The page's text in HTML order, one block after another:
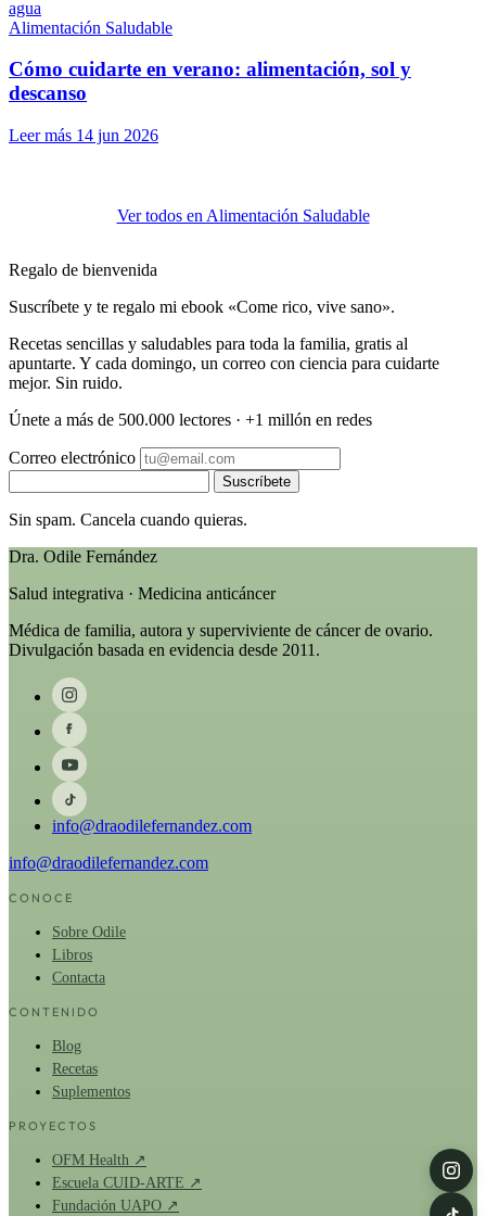
Alimentación Saludable
Cómo cuidarte en verano: alimentación, sol y
descanso
Leer más 14 jun 2026
Ver todos en Alimentación Saludable
Regalo de bienvenida
Suscríbete y te regalo mi ebook «Come rico, vive sano».
Recetas sencillas y saludables para toda la familia, gratis al
apuntarte. Y cada domingo, un correo con ciencia para cuidarte
mejor. Sin ruido.
Únete a más de 500.000 lectores · +1 millón en redes
Correo electrónico
Suscríbete
Sin spam. Cancela cuando quieras.
Dra. Odile Fernández
Salud integrativa · Medicina anticáncer
Médica de familia, autora y superviviente de cáncer de ovario.
Divulgación basada en evidencia desde 2011.
info@draodilefernandez.com
info@draodilefernandez.com
CONOCE
Sobre Odile
Libros
Contacta
CONTENIDO
Blog
Recetas
Suplementos
PROYECTOS
OFM Health ↗
Escuela CUID-ARTE ↗
Fundación UAPO ↗